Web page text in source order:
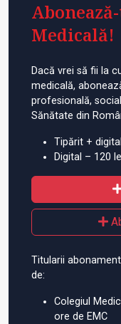
Medicală!
Dacă vrei să fii la
medicală,
profesională,
Sănătate din
Tipărit +
Digital – 120
Titularii
de:
Colegiul
ore de EMC